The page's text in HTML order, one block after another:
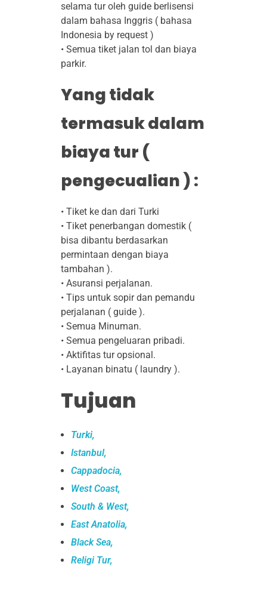
selama tur oleh guide berlisensi
dalam bahasa Inggris ( bahasa
Indonesia by request )
• Semua tiket jalan tol dan biaya
parkir.
Yang tidak
termasuk dalam
biaya tur (
pengecualian ) :
• Tiket ke dan dari Turki
• Tiket penerbangan domestik (
bisa dibantu berdasarkan
permintaan dengan biaya
tambahan ).
• Asuransi perjalanan.
• Tips untuk sopir dan pemandu
perjalanan ( guide ).
• Semua Minuman.
• Semua pengeluaran pribadi.
• Aktifitas tur opsional.
• Layanan binatu ( laundry ).
Tujuan
Turki,
Istanbul,
Cappadocia,
West Coast,
South & West,
East Anatolia,
Black Sea,
Religi Tur,